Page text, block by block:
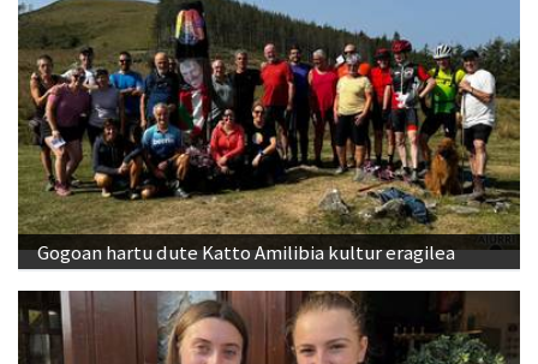
Gogoan hartu dute Katto Amilibia kultur eragilea